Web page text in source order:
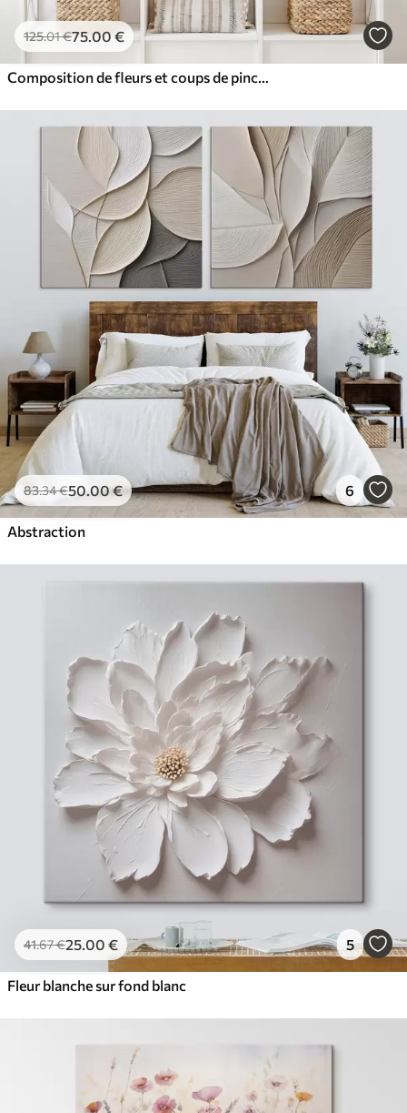
125.01€75.00€
Composition de fleurs et coups de pinceau délicats
83.34€50.00€ 6
Abstraction
41.67€25.00 € 5
Fleur blanche sur fond blanc